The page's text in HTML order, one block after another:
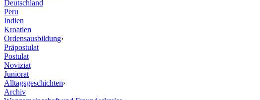
Deutschland
Peru
Indien
Kroatien
Ordensausbildung›
Präpostulat
Postulat
Noviziat
Juniorat
Alltagsgeschichten›
Archiv